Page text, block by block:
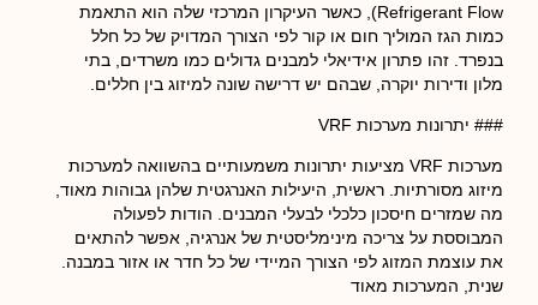
Refrigerant Flow), כאשר העיקרון המרכזי שלה הוא התאמת
כמות הגז המוליך חום או קור לפי הצורך המדויק של כל חלל
בנפרד. זהו פתרון אידיאלי למבנים גדולים כמו משרדים, בתי
מלון ודירות יוקרה, שבהם יש דרישה שונה למיזוג בין חללים.
### יתרונות מערכות VRF
מערכות VRF מציעות יתרונות משמעותיים בהשוואה למערכות
מיזוג מסורתיות. ראשית, היעילות האנרגטית שלהן גבוהות מאוד,
מה שמזרים חיסכון כלכלי לבעלי המבנים. הודות לפעולה
המבוססת על צריכה מינימליסטית של אנרגיה, אפשר להתאים
את עוצמת המזוג לפי הצורך המיידי של כל חדר או אזור במבנה.
שנית, המערכות מאוד